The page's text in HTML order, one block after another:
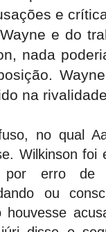
e
e do
nada
na
no qual
Wilkinson foi
por erro de
ou
houvesse